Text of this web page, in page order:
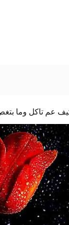
عم تاكل وما